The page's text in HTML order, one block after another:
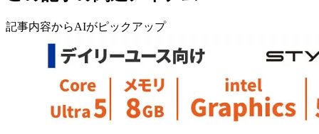
記事内容からAIがピックアップ